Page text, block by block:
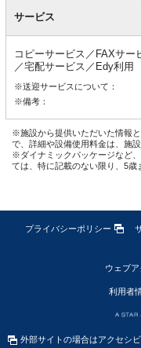
サービス
コピーサービス／FAXサ
／宅配サービス／Edy利用
※送迎サービスについて：
※備考：
※施設から提供いただいた情報
で、詳細や設備使用料金は、施
※ダイナミックパッケージなど
ては、特に記載のない限り、5歳
プライバシーポリシー
ウェブ
利用者
外部サイトの場合はアクセシ